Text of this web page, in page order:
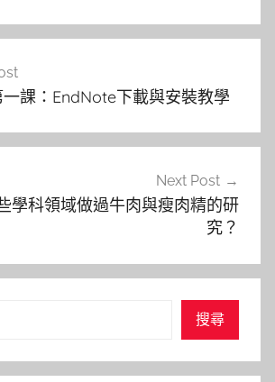
課：EndNote下載與安裝教學
Next Post
學科領域做過牛肉與瘦肉精的研
究？
搜尋